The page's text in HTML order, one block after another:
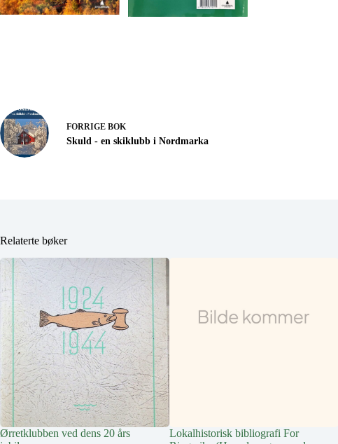
FORRIGE BOK
Skuld - en skiklubb i Nordmarka
Relaterte bøker
Ørretklubben ved dens 20 års
Lokalhistorisk bibliografi For